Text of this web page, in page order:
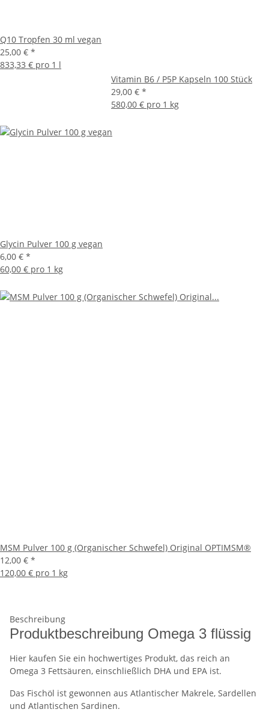
Q10 Tropfen 30 ml vegan
25,00 € *
833,33 € pro 1 l
Vitamin B6 / P5P Kapseln 100 Stück
29,00 € *
580,00 € pro 1 kg
Glycin Pulver 100 g vegan
6,00 € *
60,00 € pro 1 kg
MSM Pulver 100 g (Organischer Schwefel) Original OPTIMSM®
12,00 € *
120,00 € pro 1 kg
Beschreibung
Produktbeschreibung Omega 3 flüssig
Hier kaufen Sie ein hochwertiges Produkt, das reich an
Omega 3 Fettsäuren, einschließlich DHA und EPA ist.
Das Fischöl ist gewonnen aus Atlantischer Makrele, Sardellen
und Atlantischen Sardinen.